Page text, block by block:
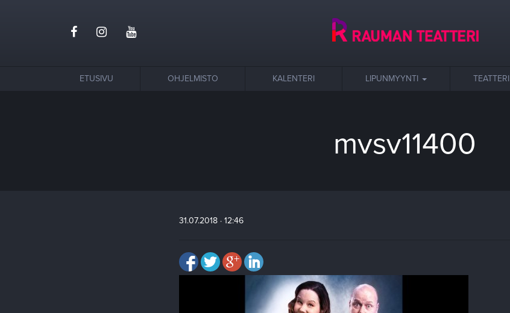
ETUSIVU OHJELMISTO KALENTERI LIPUNMYYNTI TEATTERI
mvsv11400
31.07.2018 · 12:46